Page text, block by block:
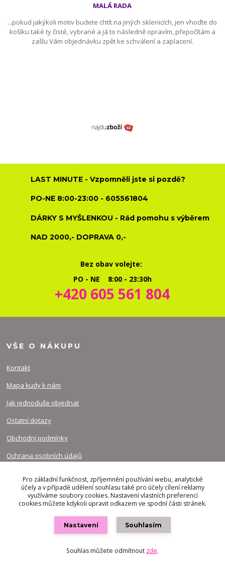
MALÁ RADA
...pokud jakýkoli motiv budete chtít na jiných sklenicích, jen vhoďte do
košíku také ty čisté, vybrané a já to následně opravím, přepočítám a
zašlu Vám objednávku zpět ke schválení a zaplacení.
LAST MINUTE - Vzpomněli jste si pozdě?
PO-NE 8:00-23:00 - 605561804
DÁRKY S MYŠLENKOU - Rád pomohu s výběrem
NAD 2000,- DOPRAVA 0,-
Bez obav volejte:
PO - NE 8:00 - 23:30h
+420 605 561 804
VŠE O NÁKUPU
Kontakt
Mapa kudy k nám
Jak jednoduše objednat
Ostatní dotazy
Obchodní podmínky
Ochrana osobních údajů
INFO O NÁS
Ohodnoťe naši práci
Pro základní funkčnost, zpříjemnění používání webu, analytické
účely a v případě udělení souhlasu také pro účely cílení reklamy
využíváme soubory cookies. Nastavení vlastních preferencí
cookies můžete kdykoli upravit odkazem ve spodní části stránek.
Nastavení Souhlasím
Souhlas můžete odmítnout zde.